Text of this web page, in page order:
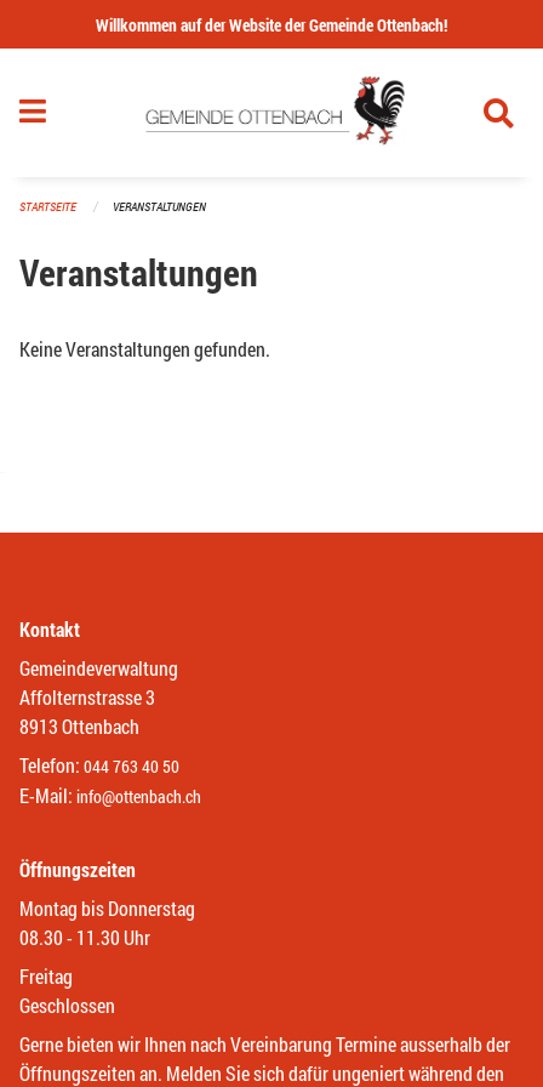
Navigation überspringen
Willkommen auf der Website der Gemeinde Ottenbach!
STARTSEITE VERANSTALTUNGEN
Veranstaltungen
Keine Veranstaltungen gefunden.
Kontakt
Gemeindeverwaltung
Affolternstrasse 3
8913 Ottenbach
Telefon: 044 763 40 50
E-Mail: info@ottenbach.ch
Öffnungszeiten
Montag bis Donnerstag
08.30 - 11.30 Uhr
Freitag
Geschlossen
Gerne bieten wir Ihnen nach Vereinbarung Termine ausserhalb der
Öffnungszeiten an. Melden Sie sich dafür ungeniert während den